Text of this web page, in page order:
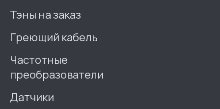
Тэны на заказ
Греющий кабель
Частотные
преобразователи
Датчики